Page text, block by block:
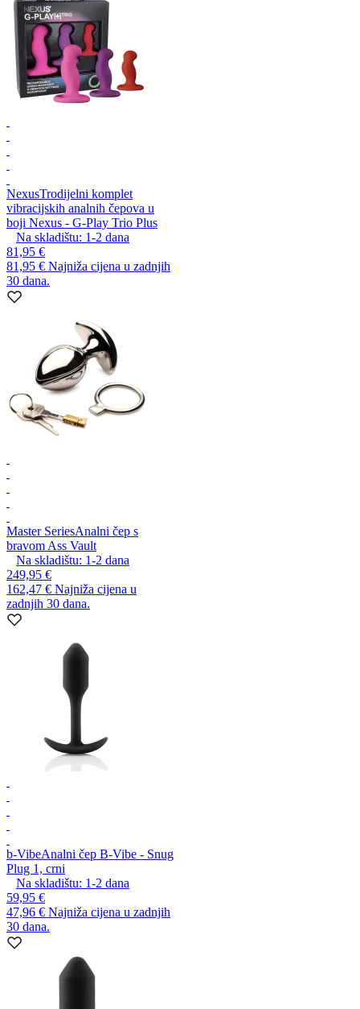
NexusTrodijelni komplet
vibracijskih analnih čepova u
boji Nexus - G-Play Trio Plus
Na skladištu: 1-2 dana
81,95 €
81,95 € Najniža cijena u zadnjih
30 dana.
Master SeriesAnalni čep s
bravom Ass Vault
Na skladištu: 1-2 dana
249,95 €
162,47 € Najniža cijena u
zadnjih 30 dana.
b-VibeAnalni čep B-Vibe - Snug
Plug 1, crni
Na skladištu: 1-2 dana
59,95 €
47,96 € Najniža cijena u zadnjih
30 dana.